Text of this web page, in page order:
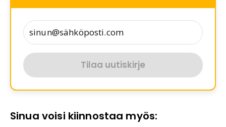
Tilaa uutiskirje
Sinua voisi kiinnostaa myös: